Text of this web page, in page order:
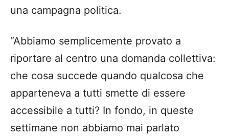
una campagna politica.
“Abbiamo semplicemente provato a
riportare al centro una domanda collettiva:
che cosa succede quando qualcosa che
apparteneva a tutti smette di essere
accessibile a tutti? In fondo, in queste
settimane non abbiamo mai parlato